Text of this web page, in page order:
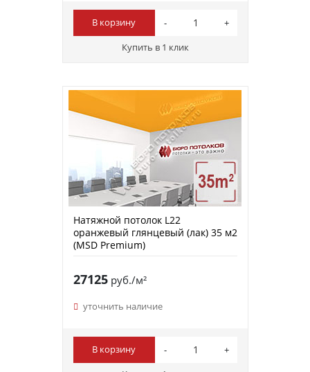
В корзину
Купить в 1 клик
Натяжной потолок L22
оранжевый глянцевый (лак) 35 м2
(MSD Premium)
27125руб./м²
уточнить наличие
В корзину